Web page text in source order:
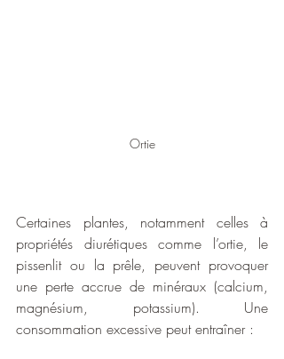
Ortie
Certaines plantes, notamment celles à
propriétés diurétiques comme l’ortie, le
pissenlit ou la prêle, peuvent provoquer
une perte accrue de minéraux (calcium,
magnésium, potassium). Une
consommation excessive peut entraîner :